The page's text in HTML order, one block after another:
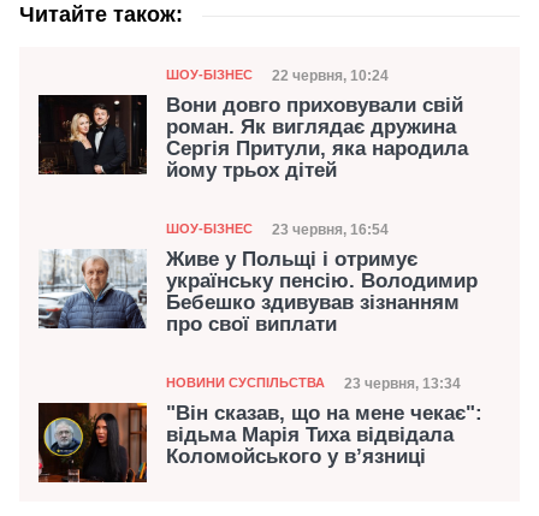
Читайте також:
Категорія
ШОУ-БІЗНЕС Дата публікації
22 червня, 10:24
Вони довго приховували свій
роман. Як виглядає дружина
Сергія Притули, яка народила
йому трьох дітей
Категорія
ШОУ-БІЗНЕС Дата публікації
23 червня, 16:54
Живе у Польщі і отримує
українську пенсію. Володимир
Бебешко здивував зізнанням
про свої виплати
Категорія
НОВИНИ СУСПІЛЬСТВА Дата публікації
23 червня, 13:34
"Він сказав, що на мене чекає":
відьма Марія Тиха відвідала
Коломойського у в’язниці